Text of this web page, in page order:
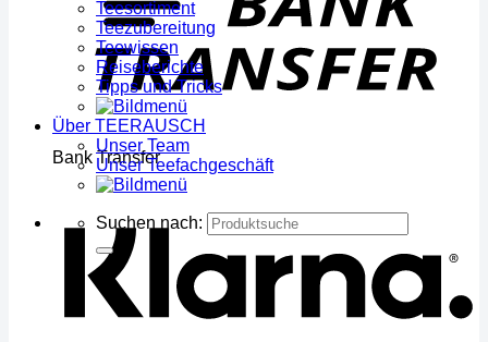
Bank Transfer
Teesortiment
Teezubereitung
Teewissen
Reiseberichte
Tipps und Tricks
Über TEERAUSCH
Unser Team
Unser Teefachgeschäft
Suchen nach: